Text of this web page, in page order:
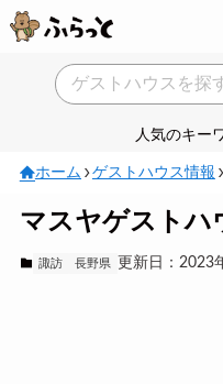
人気のキー
ホーム ゲストハウス情報
マスヤゲストハ
諏訪 長野県 更新日：2023